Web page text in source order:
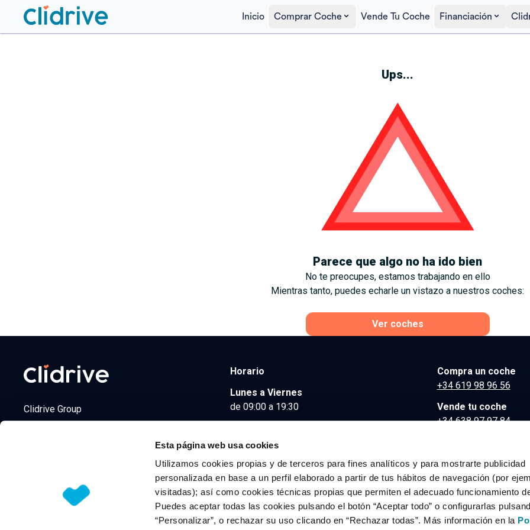
Esta página web usa cookies
Utilizamos cookies propias y de terceros para fines analíticos y para mostrarte publicidad
personalizada en base a un perfil elaborado a partir de tus hábitos de navegación (por
visitadas); así como cookies técnicas propias que permiten el adecuado funcionamiento
Puedes aceptar todas las cookies pulsando el botón “Aceptar todo” o configurarlas
“Personalizar”, o rechazar su uso clicando en “Rechazar todas”. Más información en la
Inicio Comprar Coche Vende Tu Coche Financiación
Ups...
Parece que algo no ha ido bien
No te preocupes, estamos trabajando en ello
Mientras tanto, puedes echarle un vistazo a nuestros coches:
Ver coches
Clidrive Group
Horario
Lunes a Viernes
de 09:00 a 19:30
Compra un coche
+34 619 98 96 56
Vende tu coche
+34 638 97 97 84
© 2026 CLIDRIVE CAPITAL, SOCIEDAD LIMITADA. Todos los derechos reservados.